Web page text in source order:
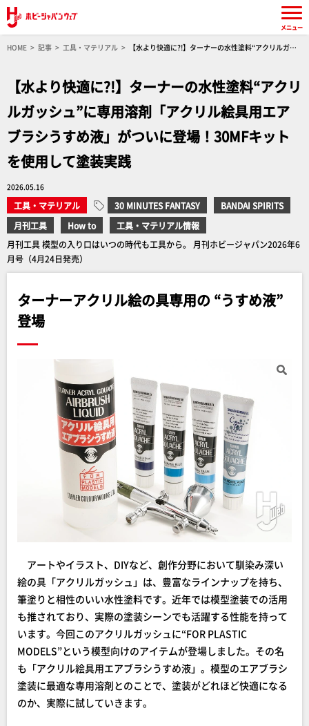
HOME 記事 工具・マテリアル
【水より快適に?!】ターナーの水性塗料“アクリルガッ
【水より快適に?!】ターナーの水性塗料“アクリ
ルガッシュ”に専用溶剤「アクリル絵具用エア
ブラシうすめ液」がついに登場！30MFキット
を使用して塗装実践
2026.05.16
工具・マテリアル 30 MINUTES FANTASY
BANDAI SPIRITS
月刊工具
How to
工具・マテリアル情報
月刊工具 模型の入り口はいつの時代も工具から。 月刊ホビージャパン2026年6
月号（4月24日発売）
ターナーアクリル絵の具専用の “うすめ液”
登場
アートやイラスト、DIYなど、創作分野において馴染み深い
絵の具「アクリルガッシュ」は、豊富なラインナップを持ち、
筆塗りと相性のいい水性塗料です。近年では模型塗装での活用
も推されており、実際の塗装シーンでも活躍する性能を持って
います。今回このアクリルガッシュに“FOR PLASTIC
MODELS”という模型向けのアイテムが登場しました。その名
も「アクリル絵具用エアブラシうすめ液」。模型のエアブラシ
塗装に最適な専用溶剤とのことで、塗装がどれほど快適になる
のか、実際に試していきます。
メニュー